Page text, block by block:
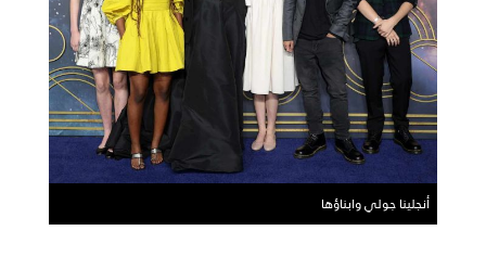
أنجلينا جولي وابناؤها